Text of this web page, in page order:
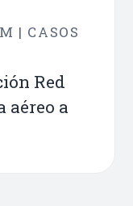
| CASOS
Red
aéreo a